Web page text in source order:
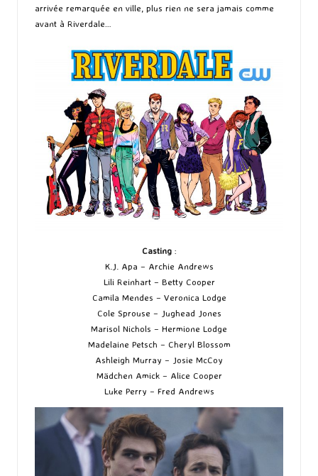
arrivée remarquée en ville, plus rien ne sera jamais comme
avant à Riverdale…
Casting:
K.J. Apa – Archie Andrews
Lili Reinhart – Betty Cooper
Camila Mendes – Veronica Lodge
Cole Sprouse – Jughead Jones
Marisol Nichols – Hermione Lodge
Madelaine Petsch – Cheryl Blossom
Ashleigh Murray – Josie McCoy
Mädchen Amick – Alice Cooper
Luke Perry – Fred Andrews